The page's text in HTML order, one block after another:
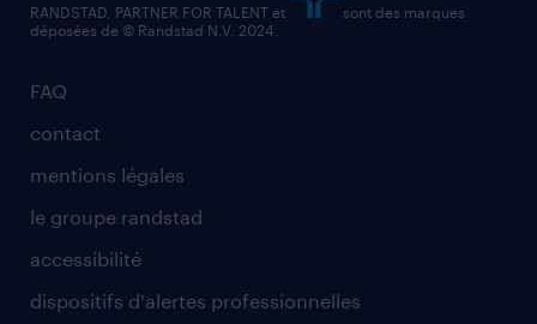
FAQ
contact
mentions légales
le groupe randstad
accessibilité
dispositifs d'alertes professionnelles
RANDSTAD, PARTNER FOR TALENT et
sont des marques
déposées de © Randstad N.V. 2024.